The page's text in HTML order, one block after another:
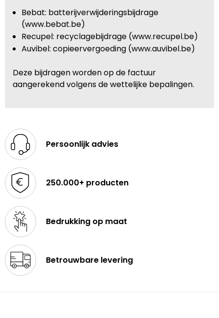
Bebat: batterijverwijderingsbijdrage
(www.bebat.be)
Recupel: recyclagebijdrage (www.recupel.be)
Auvibel: copieervergoeding (www.auvibel.be)
Deze bijdragen worden op de factuur
aangerekend volgens de wettelijke bepalingen.
Persoonlijk advies
250.000+ producten
Bedrukking op maat
Betrouwbare levering